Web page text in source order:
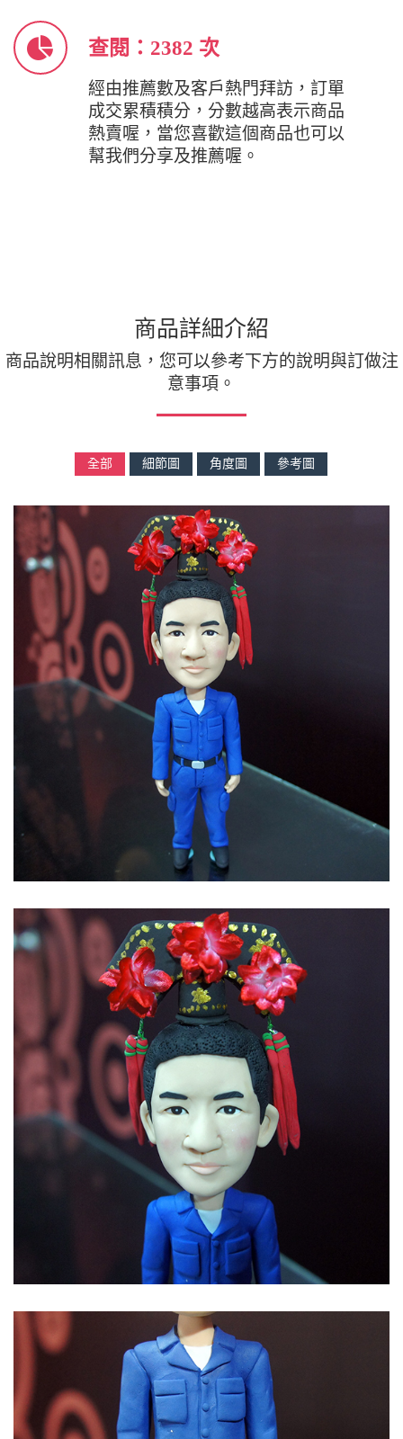
查閱：2382 次
經由推薦數及客戶熱門拜訪，訂單
成交累積積分，分數越高表示商品
熱賣喔，當您喜歡這個商品也可以
幫我們分享及推薦喔。
商品詳細介紹
商品說明相關訊息，您可以參考下方的說明與訂做注
意事項。
全部 細節圖 角度圖 參考圖